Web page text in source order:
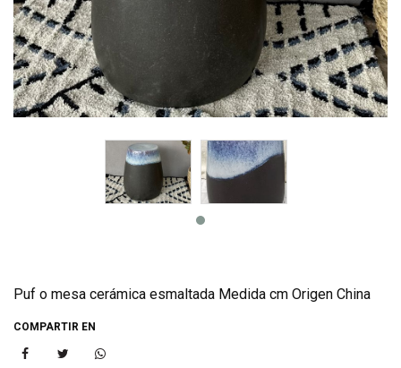
Puf o mesa cerámica esmaltada Medida cm Origen China
COMPARTIR EN